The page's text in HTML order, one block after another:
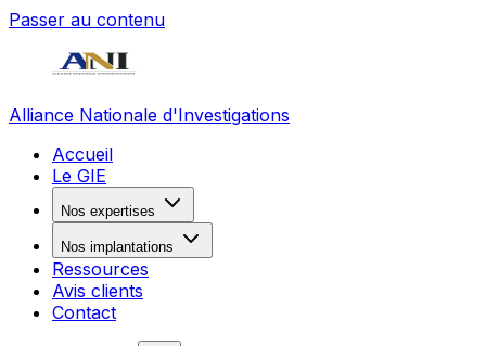
Passer au contenu
Alliance Nationale d'Investigations
Accueil
Le GIE
Nos expertises
Nos implantations
Ressources
Avis clients
Contact